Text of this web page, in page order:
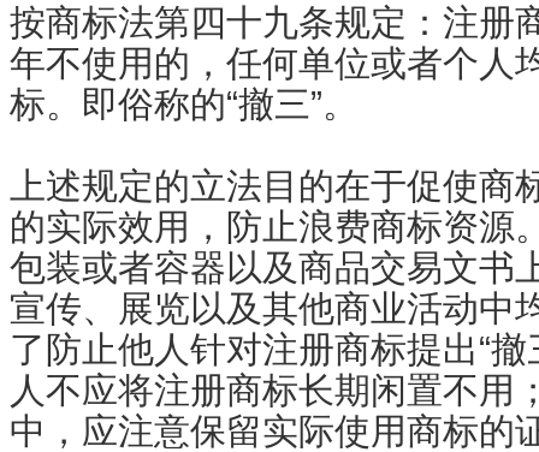
按商标法第四十九条规定：注册
年不使用的，任何单位或者个人
标。即俗称的“撤三”。
上述规定的立法目的在于促使
的实际效用，防止浪费商标资源
包装或者容器以及商品交易文书
宣传、展览以及其他商业活动中
了防止他人针对注册商标提出“
人不应将注册商标长期闲置不用
中，应注意保留实际使用商标的